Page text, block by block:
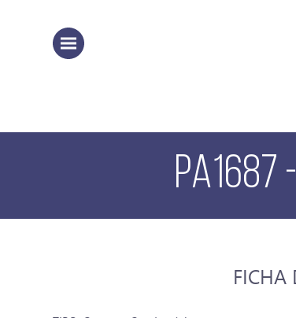
PA1687
FICHA